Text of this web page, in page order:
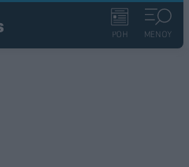
ΡΟΗ ΜΕΝΟΥ